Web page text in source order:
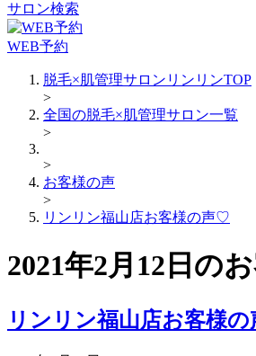
サロン検索
WEB予約
脱毛×肌管理サロンリンリンTOP
>
全国の脱毛×肌管理サロン一覧
>
>
お客様の声
>
リンリン福山店お客様の声♡
2021年2月12日の
リンリン福山店お客様